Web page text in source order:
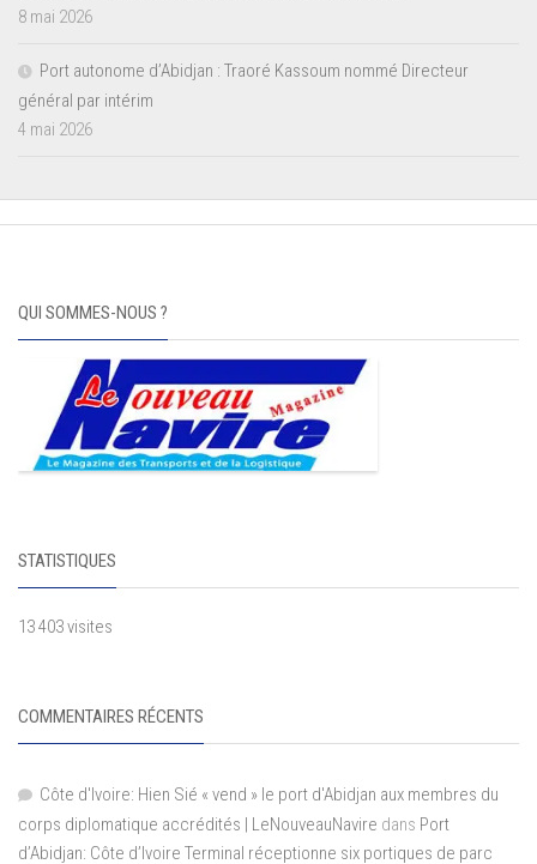
8 mai 2026
Port autonome d’Abidjan : Traoré Kassoum nommé Directeur
général par intérim
4 mai 2026
QUI SOMMES-NOUS ?
STATISTIQUES
13 403 visites
COMMENTAIRES RÉCENTS
Côte d'Ivoire: Hien Sié « vend » le port d'Abidjan aux membres du
corps diplomatique accrédités | LeNouveauNavire dans Port
d’Abidjan: Côte d’Ivoire Terminal réceptionne six portiques de parc